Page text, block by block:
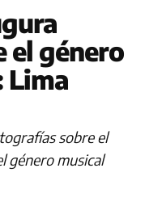
el género
Lima
sobre el
género musical